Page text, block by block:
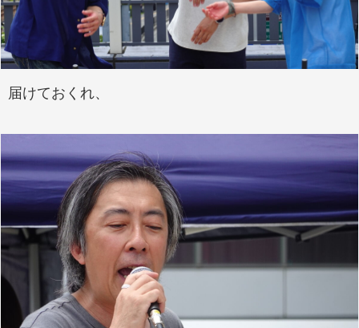
届けておくれ、